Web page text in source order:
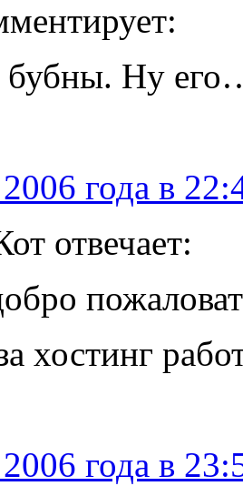
Ну
года в
отвечает:
хостинг
года в